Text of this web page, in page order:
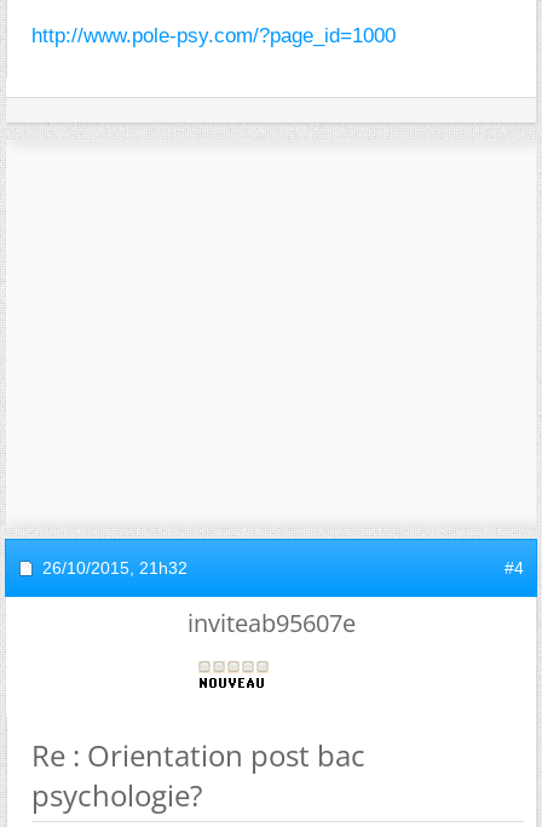
http://www.pole-psy.com/?page_id=1000
26/10/2015, 21h32 #4
inviteab95607e
Re : Orientation post bac
psychologie?